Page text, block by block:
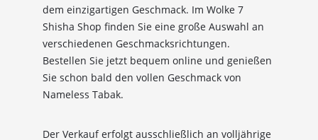
dem einzigartigen Geschmack. Im Wolke 7
Shisha Shop finden Sie eine große Auswahl an
verschiedenen Geschmacksrichtungen.
Bestellen Sie jetzt bequem online und genießen
Sie schon bald den vollen Geschmack von
Nameless Tabak.
Der Verkauf erfolgt ausschließlich an volljährige
*Gilt nicht für Tabakwaren, Vapes, Liquid, Kohle und Xkah
Anmelden
Ich habe die